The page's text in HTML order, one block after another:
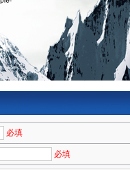
必填
必填